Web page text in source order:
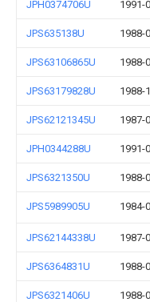
JPH0374706U 1991-
JPS635138U 1988-
JPS63106865U 1988-
JPS63179828U 1988-
JPS62121345U 1987-
JPH0344288U 1991-
JPS6321350U 1988-
JPS5989905U 1984-
JPS62144338U 1987-
JPS6364831U 1988-
JPS6321406U 1988-